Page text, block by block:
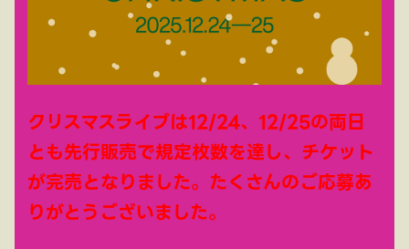
クリスマスライブは12/24、12/25の両日
とも先行販売で規定枚数を達し、チケット
が完売となりました。たくさんのご応募あ
りがとうございました。